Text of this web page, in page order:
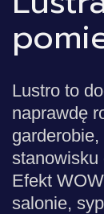
Lustro to
naprawdę
stanowisku
Efekt
salonie,